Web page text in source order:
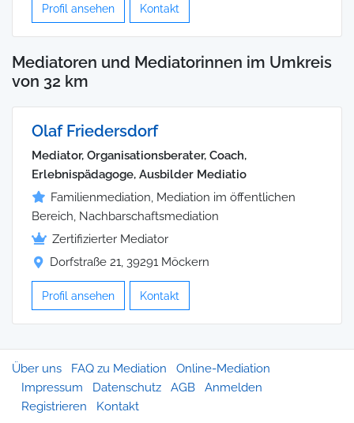
Profil ansehen Kontakt
Mediatoren und Mediatorinnen im Umkreis
von 32 km
Olaf Friedersdorf
Mediator, Organisationsberater, Coach,
Erlebnispädagoge, Ausbilder Mediatio
Familienmediation, Mediation im öffentlichen
Bereich, Nachbarschaftsmediation
Zertifizierter Mediator
Dorfstraße 21, 39291 Möckern
Profil ansehen Kontakt
Über uns FAQ zu Mediation
Online-Mediation
Impressum
Datenschutz AGB
Anmelden
Registrieren
Kontakt